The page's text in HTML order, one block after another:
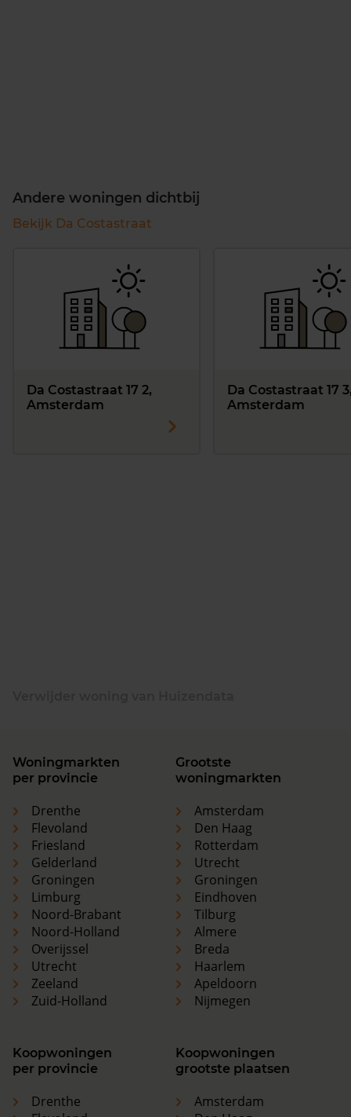
Andere woningen dichtbij
Bekijk Da Costastraat
Da Costastraat 17 2,
Amsterdam
Da Costastraat 17
Amsterdam
Woningmarkten
per provincie
Drenthe
Flevoland
Friesland
Gelderland
Groningen
Limburg
Noord-Brabant
Noord-Holland
Overijssel
Utrecht
Zeeland
Zuid-Holland
Grootste
woningmarkten
Amsterdam
Den Haag
Rotterdam
Utrecht
Groningen
Eindhoven
Tilburg
Almere
Breda
Haarlem
Apeldoorn
Nijmegen
Koopwoningen
per provincie
Drenthe
Koopwoningen
grootste plaatsen
Amsterdam